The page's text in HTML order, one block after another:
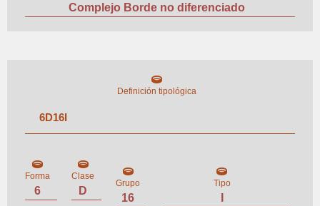
Complejo Borde no diferenciado
Definición tipológica
6D16I
Forma
6
Clase
D
Grupo
16
Tipo